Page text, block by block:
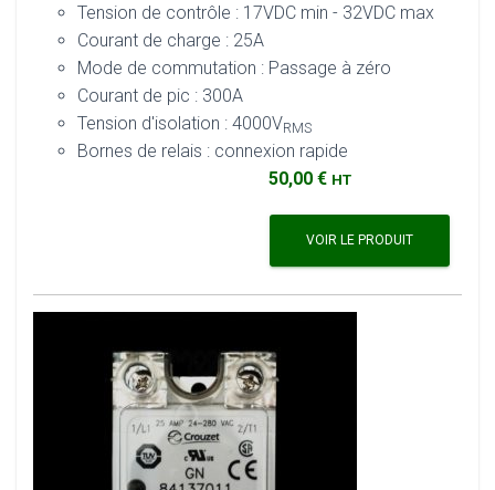
Tension de contrôle : 17VDC min - 32VDC max
Courant de charge : 25A
Mode de commutation : Passage à zéro
Courant de pic : 300A
Tension d'isolation : 4000VRMS
Bornes de relais : connexion rapide
50,00 € HT
VOIR LE PRODUIT